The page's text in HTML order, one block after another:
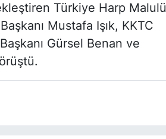
Türkiye Harp Malulü
Mustafa Işık, KKTC
Gürsel Benan ve